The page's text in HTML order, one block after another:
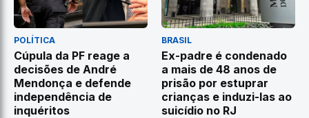
POLÍTICA
Cúpula da PF reage a
decisões de André
Mendonça e defende
independência de
inquéritos
BRASIL
Ex-padre é condenado
a mais de 48 anos de
prisão por estuprar
crianças e induzi-las ao
suicídio no RJ